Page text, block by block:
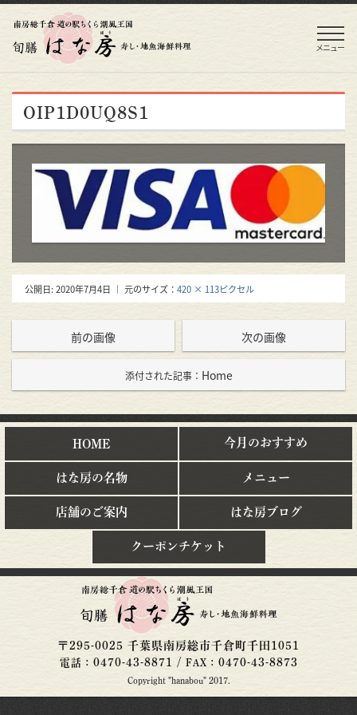
メニュー
OIP1D0UQ8S1
公開日:2020年7月4日 ｜ 元のサイズ： 420 × 113ピクセル
前の画像 次の画像
添付された記事： Home
HOME 今月のおすすめ
はな房の名物 メニュー
店舗のご案内 はな房ブログ
クーポンチケット
〒295-0025 千葉県南房総市千倉町千田1051
電話： 0470-43-8871 / FAX： 0470-43-8873
Copyright "hanabou" 2017.